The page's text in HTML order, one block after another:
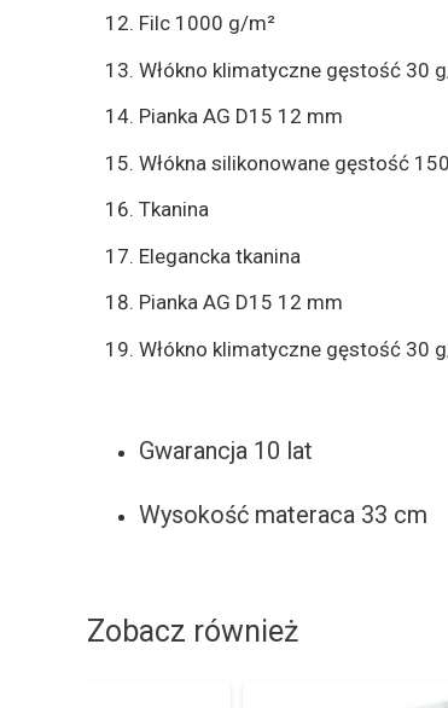
Filc 1000 g/m²
Włókno klimatyczne gęstość 30
Pianka AG D15 12 mm
Włókna silikonowane gęstość
Tkanina
Elegancka tkanina
Pianka AG D15 12 mm
Włókno klimatyczne gęstość 30
Gwarancja 10 lat
Wysokość materaca 33 cm
Zobacz również